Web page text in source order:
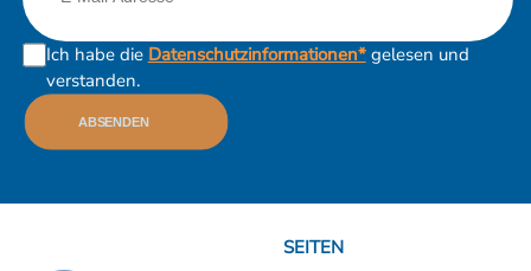
Ich habe die Datenschutzinformationen*gelesen und
verstanden.
ABSENDEN
SEITEN